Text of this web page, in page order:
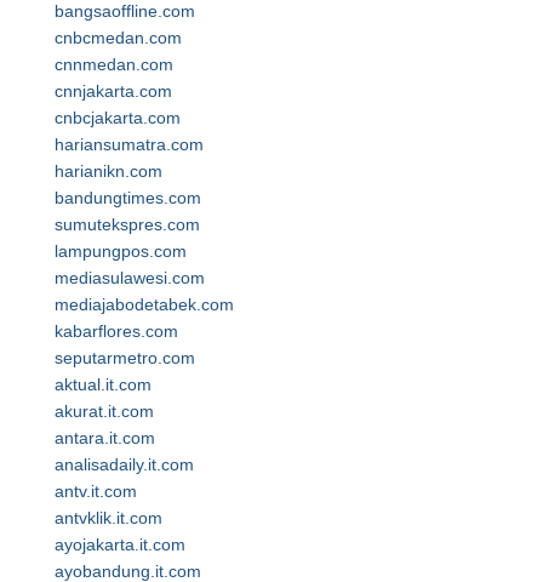
bangsaoffline.com
cnbcmedan.com
cnnmedan.com
cnnjakarta.com
cnbcjakarta.com
hariansumatra.com
harianikn.com
bandungtimes.com
sumutekspres.com
lampungpos.com
mediasulawesi.com
mediajabodetabek.com
kabarflores.com
seputarmetro.com
aktual.it.com
akurat.it.com
antara.it.com
analisadaily.it.com
antv.it.com
antvklik.it.com
ayojakarta.it.com
ayobandung.it.com